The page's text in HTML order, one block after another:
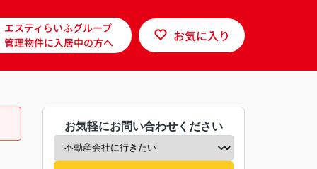
エスティらいふグループ
管理物件に入居中の方へ
お気に入り
お気軽にお問い合わせください